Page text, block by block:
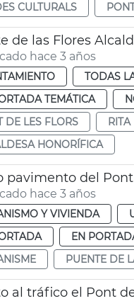
CULTURALS
de las Flores
hace 3 años
TODAS
TEMÁTICA
DE LES FLORS
HONORÍFICA
pavimento del
hace 3 años
Y VIVIENDA
EN
PUENTE DE
al tráfico el Pont